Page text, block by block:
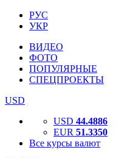
РУС
УКР
ВИДЕО
ФОТО
ПОПУЛЯРНЫЕ
СПЕЦПРОЕКТЫ
USD
USD 44.4886
EUR 51.3350
Все курсы валют